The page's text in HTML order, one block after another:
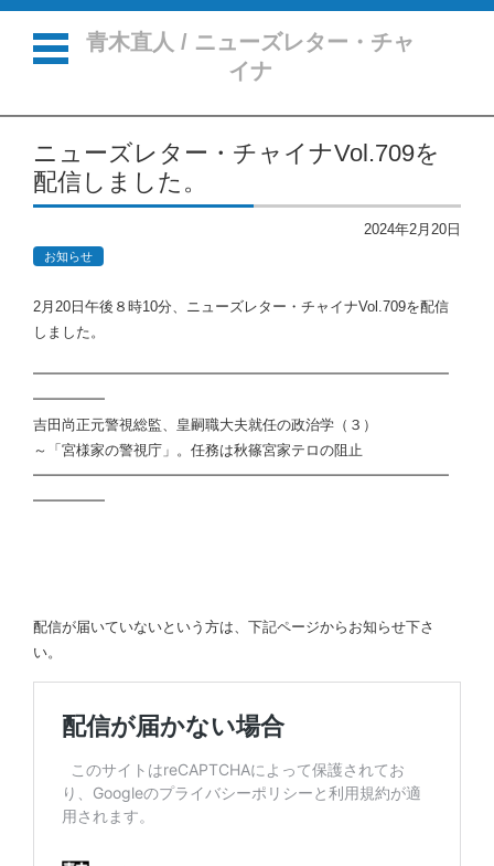
青木直人 / ニューズレター・チャ
イナ
コンテンツに移動
ニューズレター・チャイナVol.709を
配信しました。
2024年2月20日
お知らせ
2月20日午後８時10分、ニューズレター・チャイナVol.709を配信
しました。
━━━━━━━━━━━━━━━━━━━━━━━━━━━━━
━━━━━
吉田尚正元警視総監、皇嗣職大夫就任の政治学（３）
～「宮様家の警視庁」。任務は秋篠宮家テロの阻止
━━━━━━━━━━━━━━━━━━━━━━━━━━━━━
━━━━━
配信が届いていないという方は、下記ページからお知らせ下さ
い。